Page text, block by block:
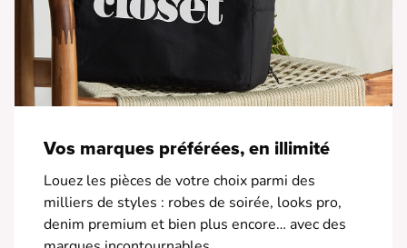
Vos marques préférées, en illimité
Louez les pièces de votre choix parmi des
milliers de styles : robes de soirée, looks pro,
denim premium et bien plus encore… avec des